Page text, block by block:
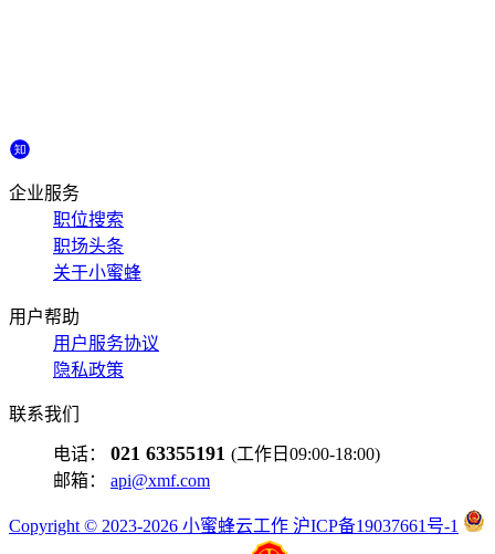
企业服务
职位搜索
职场头条
关于小蜜蜂
用户帮助
用户服务协议
隐私政策
联系我们
电话： 021 63355191 (工作日09:00-18:00)
邮箱： api@xmf.com
Copyright © 2023-2026 小蜜蜂云工作 沪ICP备19037661号-1